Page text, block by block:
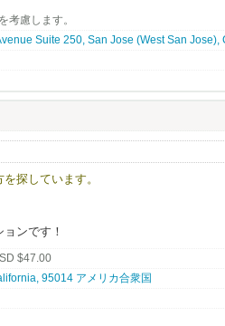
まずぶつかるのが言葉の壁である『英会
沢山のご家族にご好評いただいておりま
でも、まずはお気軽にお問い合わせくだ
is seeking dedicated English
考慮します。
Suite 250, San Jose (West San Jose),
探しています。
ンです！
$47.00
95014 アメリカ合衆国